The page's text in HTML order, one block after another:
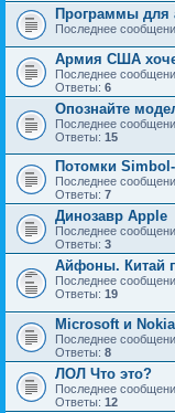
Программы для
Последнее
Армия США
Последнее
Ответы: 6
Опознайте
Последнее
Ответы: 15
Потомки
Последнее
Ответы: 7
Динозавр Apple
Последнее
Ответы: 3
Айфоны. Китай
Последнее
Ответы: 19
Microsoft и
Последнее
Ответы: 8
ЛОЛ Что это?
Последнее
Ответы: 12